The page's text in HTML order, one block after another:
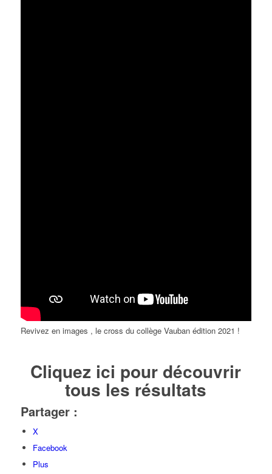
Revivez en images , le cross du collège Vauban édition 2021 !
Cliquez ici pour découvrir
tous les résultats
Partager :
X
Facebook
Plus